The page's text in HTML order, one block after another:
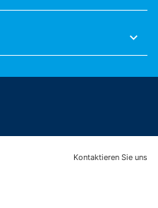
Kontaktieren Sie uns